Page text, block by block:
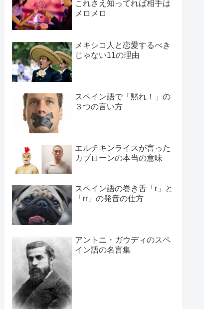
これさえ知ってれば相手は
メロメロ
メキシコ人と恋愛するべき
じゃない11の理由
スペイン語で「黙れ！」の
３つの言い方
エルチキンライスが言った
カブローンの本当の意味
スペイン語の巻き舌「r」と
「rr」の発音の仕方
アントニ・ガウディのスペ
イン語の名言集